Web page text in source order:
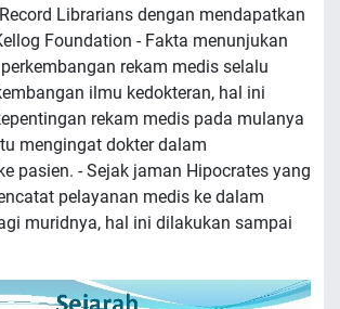
Librarians dengan mendapatkan
Foundation - Fakta menunjukan
rekam medis selalu
ilmu kedokteran, hal ini
rekam medis pada mulanya
mengingat dokter dalam
pasien. - Sejak jaman Hipocrates yang
pelayanan medis ke dalam
muridnya, hal ini dilakukan sampai